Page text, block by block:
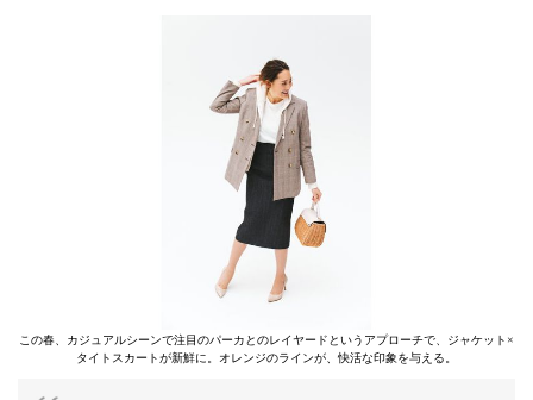
この春、カジュアルシーンで注目のパーカとのレイヤードというアプローチで、ジャケット×
タイトスカートが新鮮に。オレンジのラインが、快活な印象を与える。